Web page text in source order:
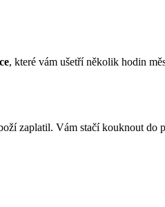
, které vám ušetří několik hodin
zaplatil. Vám stačí kouknout do